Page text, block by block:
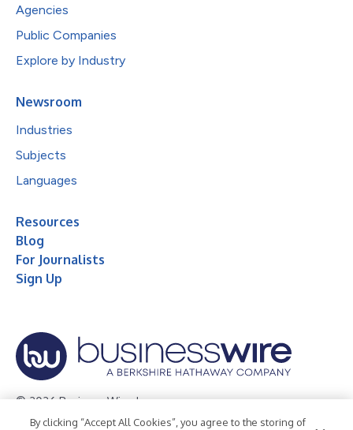
Agencies
Public Companies
Explore by Industry
Newsroom
Industries
Subjects
Languages
Resources
Blog
For Journalists
Sign Up
© 2026 Business Wire, Inc.
By clicking “Accept All Cookies”, you agree to the storing of